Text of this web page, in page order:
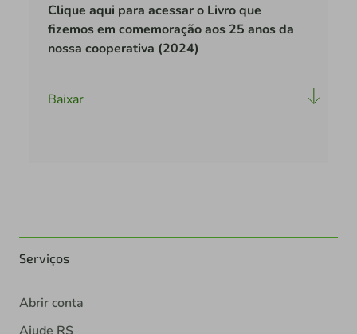
Clique aqui para acessar o Livro que
fizemos em comemoração aos 25 anos da
nossa cooperativa (2024)
Baixar
Serviços
Abrir conta